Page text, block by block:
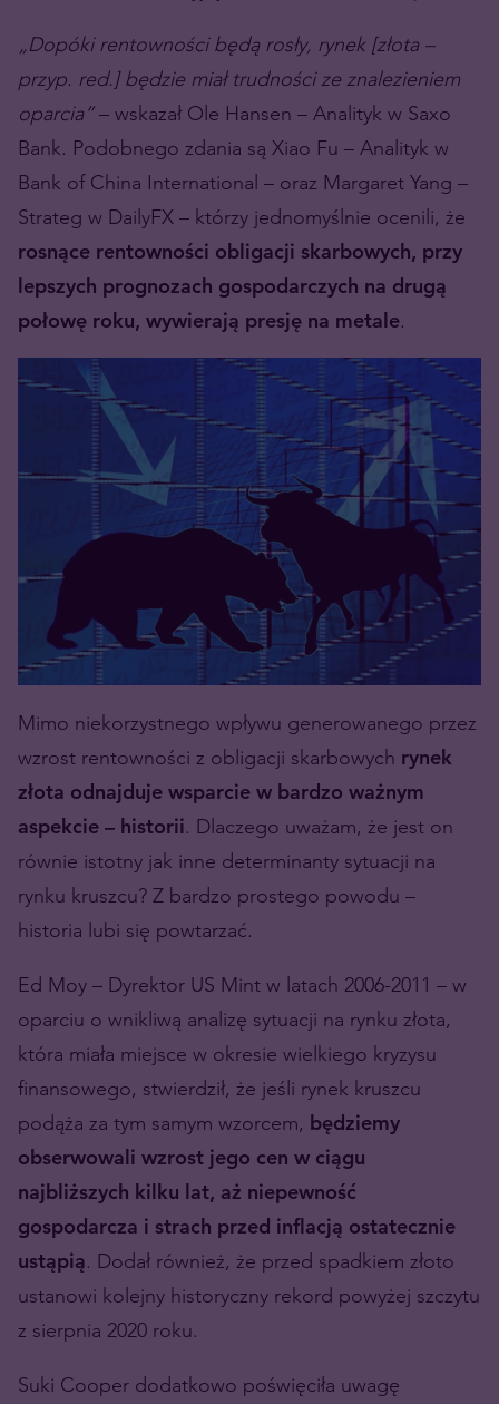
„Dopóki rentowności będą rosły, rynek [złota –
przyp. red.] będzie miał trudności ze znalezieniem
oparcia”– wskazał Ole Hansen – Analityk w Saxo
Bank. Podobnego zdania są Xiao Fu – Analityk w
Bank of China International – oraz Margaret Yang –
Strateg w DailyFX – którzy jednomyślnie ocenili, że
rosnące rentowności obligacji skarbowych, przy
lepszych prognozach gospodarczych na drugą
połowę roku, wywierają presję na metale.
Mimo niekorzystnego wpływu generowanego przez
wzrost rentowności z obligacji skarbowych rynek
złota odnajduje wsparcie w bardzo ważnym
aspekcie – historii. Dlaczego uważam, że jest on
równie istotny jak inne determinanty sytuacji na
rynku kruszcu? Z bardzo prostego powodu –
historia lubi się powtarzać.
Ed Moy – Dyrektor US Mint w latach 2006-2011 – w
oparciu o wnikliwą analizę sytuacji na rynku złota,
która miała miejsce w okresie wielkiego kryzysu
finansowego, stwierdził, że jeśli rynek kruszcu
podąża za tym samym wzorcem, będziemy
obserwowali wzrost jego cen w ciągu
najbliższych kilku lat, aż niepewność
gospodarcza i strach przed inflacją ostatecznie
ustąpią. Dodał również, że przed spadkiem złoto
ustanowi kolejny historyczny rekord powyżej szczytu
z sierpnia 2020 roku.
Suki Cooper dodatkowo poświęciła uwagę